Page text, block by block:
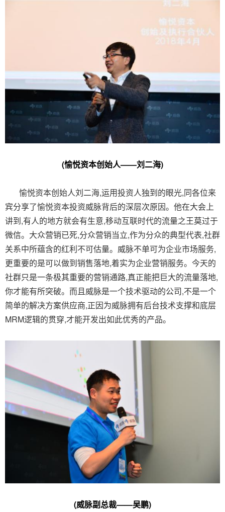
(愉悦资本创始人——刘二海)
愉悦资本创始人刘二海,运用投资人独到的眼光,同各位来
宾分享了愉悦资本投资威脉背后的深层次原因。他在大会上
讲到,有人的地方就会有生意,移动互联时代的流量之王莫过于
微信。大众营销已死,分众营销当立,作为分众的典型代表,社群
关系中所蕴含的红利不可估量。威脉不单可为企业市场服务,
更重要的是可以做到销售落地,着实为企业营销服务。今天的
社群只是一条极其重要的营销通路,真正能把巨大的流量落地,
你才能有所突破。而且威脉是一个技术驱动的公司,不是一个
简单的解决方案供应商,正因为威脉拥有后台技术支撑和底层
MRM逻辑的贯穿,才能开发出如此优秀的产品。
(威脉副总裁——吴鹏)